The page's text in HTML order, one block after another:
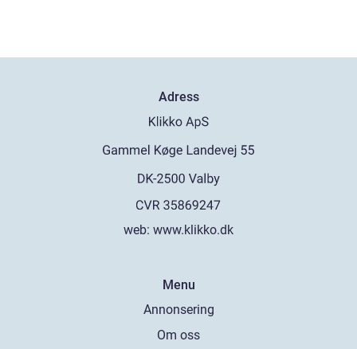
Adress
web: www.klikko.dk
Menu
Annonsering
Om oss